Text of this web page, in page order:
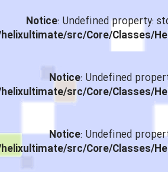
Notice: Undefined property:
src/Core/Classes/
Notice: Undefined
src/Core/Classes/
Notice: Undefined
src/Core/Classes/